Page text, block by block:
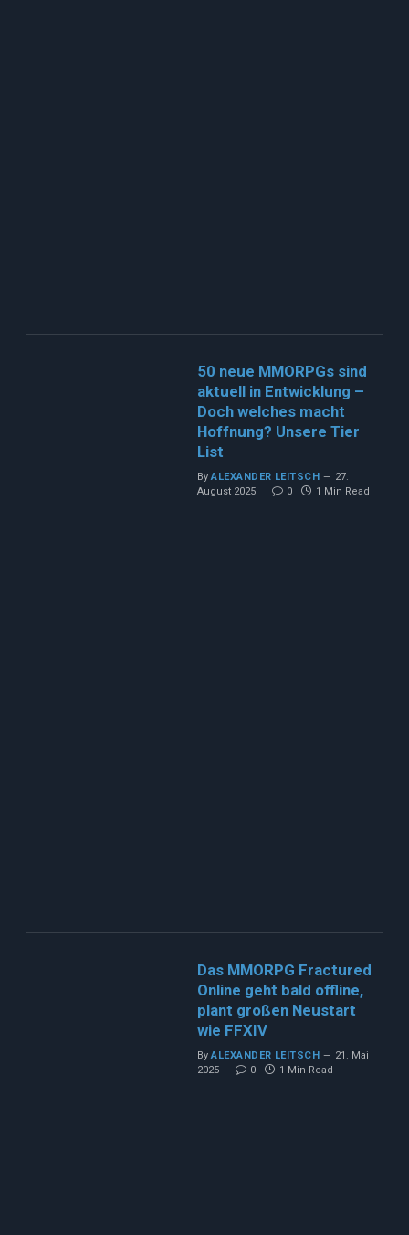
50 neue MMORPGs sind
aktuell in Entwicklung –
Doch welches macht
Hoffnung? Unsere Tier
List
By ALEXANDER LEITSCH
27.
August 2025
0 1 Min Read
Das MMORPG Fractured
Online geht bald offline,
plant großen Neustart
wie FFXIV
By ALEXANDER LEITSCH
21. Mai
2025
0 1 Min Read